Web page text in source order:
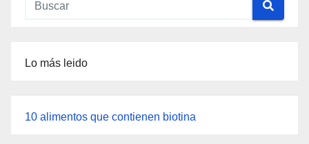
Lo más leido
10 alimentos que contienen biotina